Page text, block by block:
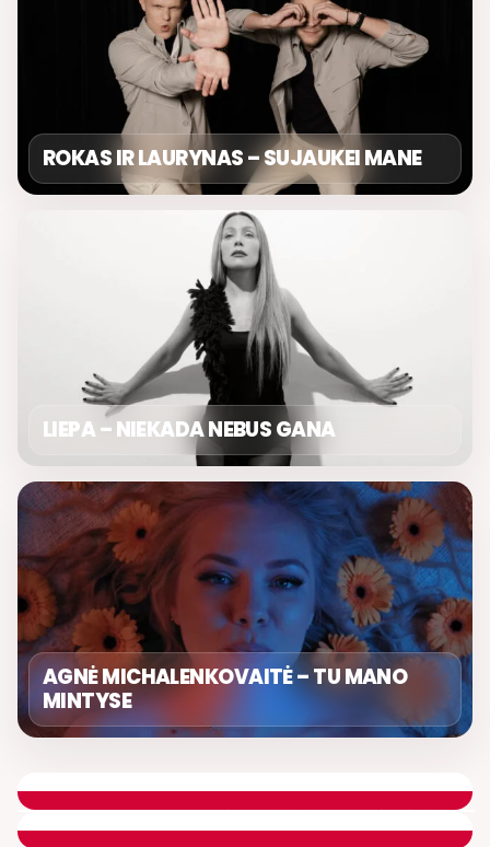
ROKAS IR LAURYNAS – SUJAUKEI MANE
LIEPA – NIEKADA NEBUS GANA
AGNĖ MICHALENKOVAITĖ – TU MANO
MINTYSE